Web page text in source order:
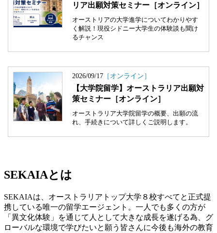
SEKAIAとは
SEKAIAは、オーストラリアトップ大学８校すべてと正式提
携している唯一の留学エージェント。一人でも多くの方が
「異文化体験」を通じて人として大きな成長を遂げる為、グ
ローバルな環境で学びたいと願う皆さんに今後も海外の教育